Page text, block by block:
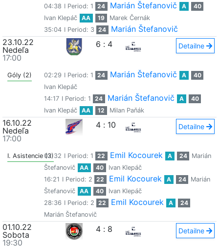
04:38 I Period: 1 24 Marián Štefanovič A
40
Ivan Klepáč
AA 19
Marek Černák
35:04 I Period: 3 24
Marián Štefanovič
23.10.22
Nedeľa
17:00
6 : 4 Detailne
Góly (2) 02:29 I Period: 1 24 Marián Štefanovič A
40
Ivan Klepáč
14:17 I Period: 1 24 Marián Štefanovič A
40
Ivan Klepáč
AA 12 Milan Paňák
16.10.22
Nedeľa
17:00
4 : 10 Detailne
I. Asistencie (3)02:32 I Period: 1 22 Emil Kocourek A 24
Marián
Štefanovič
AA 40
Ivan Klepáč
16:21 I Period: 2 22 Emil Kocourek A 24
Marián
Štefanovič
AA 40
Ivan Klepáč
28:36 I Period: 2 22 Emil Kocourek A
24
Marián Štefanovič
01.10.22
Sobota
19:30
4 : 8 Detailne